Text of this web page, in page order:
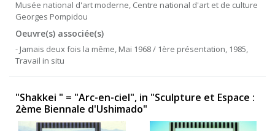
Musée national d'art moderne, Centre national d'art et de culture
Georges Pompidou
Oeuvre(s) associée(s)
- Jamais deux fois la même, Mai 1968 / 1ère présentation, 1985,
Travail in situ
"Shakkei " = "Arc-en-ciel", in "Sculpture et Espace :
2ème Biennale d'Ushimado"